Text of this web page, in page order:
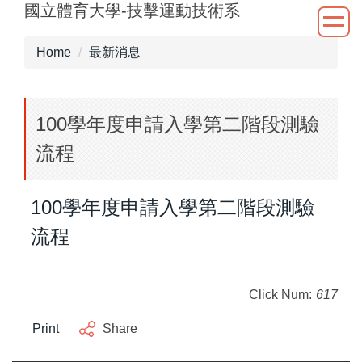
Jump國立體育大學-技擊運動技術系
Home 最新消息
100學年度申請入學第二階段測驗
流程
100學年度申請入學第二階段測驗
流程
Click Num: 617
Print Share